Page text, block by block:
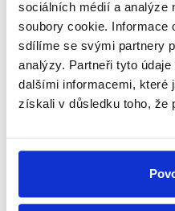
sociálních médií a analýze
soubory cookie. Informace
sdílíme se svými partnery
analýzy. Partneři tyto
dalšími informacemi, které
získali v důsledku toho, že
Přihlaste se k
newsletteru nebo
kanálu, kde
shrnutí
přehled o tom,
nepravdy se